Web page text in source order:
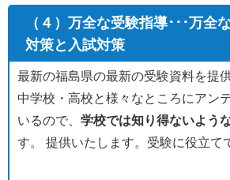
（４）万全な受験指導･･･万全
対策と入試対策
最新の福島県の最新の受験資料を提
中学校・高校と様々なところにアン
いるので、 学校では知り得ないよう
す。 提供いたします。受験に役立て